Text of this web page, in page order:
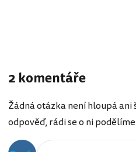
2 komentáře
Žádná otázka není hloupá ani
odpověď, rádi se o ni podělíme.